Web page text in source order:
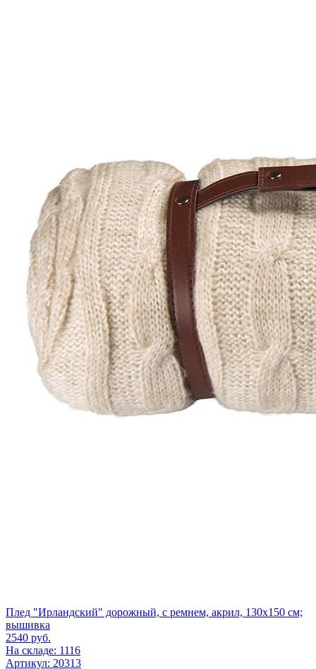
Плед "Ирландский" дорожный, с ремнем, акрил, 130х150 см;
вышивка
2540 руб.
На складе: 1116
Артикул: 20313